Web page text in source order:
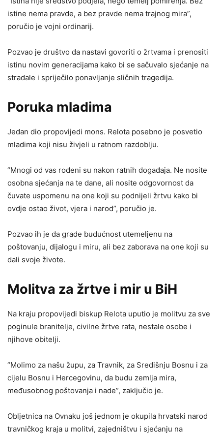
istine nema pravde, a bez pravde nema trajnog mira”,
poručio je vojni ordinarij.
Pozvao je društvo da nastavi govoriti o žrtvama i prenositi
istinu novim generacijama kako bi se sačuvalo sjećanje na
stradale i spriječilo ponavljanje sličnih tragedija.
Poruka mladima
Jedan dio propovijedi mons. Relota posebno je posvetio
mladima koji nisu živjeli u ratnom razdoblju.
“Mnogi od vas rođeni su nakon ratnih događaja. Ne nosite
osobna sjećanja na te dane, ali nosite odgovornost da
čuvate uspomenu na one koji su podnijeli žrtvu kako bi
ovdje ostao život, vjera i narod”, poručio je.
Pozvao ih je da grade budućnost utemeljenu na
poštovanju, dijalogu i miru, ali bez zaborava na one koji su
dali svoje živote.
Molitva za žrtve i mir u BiH
Na kraju propovijedi biskup Relota uputio je molitvu za sve
poginule branitelje, civilne žrtve rata, nestale osobe i
njihove obitelji.
“Molimo za našu župu, za Travnik, za Središnju Bosnu i za
cijelu Bosnu i Hercegovinu, da budu zemlja mira,
međusobnog poštovanja i nade”, zaključio je.
Obljetnica na Ovnaku još jednom je okupila hrvatski narod
travničkog kraja u molitvi, zajedništvu i sjećanju na